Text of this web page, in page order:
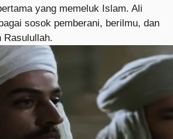
yang memeluk Islam. Ali
sosok pemberani, berilmu, dan
Rasulullah.